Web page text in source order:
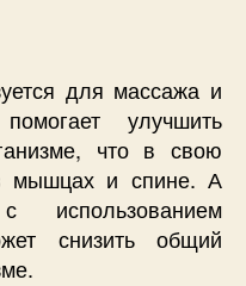
для массажа и
улучшить
что в свою
мышцах и спине. А
использованием
снизить общий